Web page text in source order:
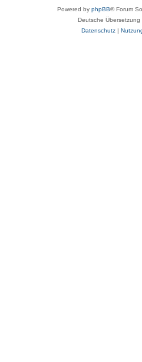
Powered by phpBB® Forum
Deutsche Übersetzung
Datenschutz|